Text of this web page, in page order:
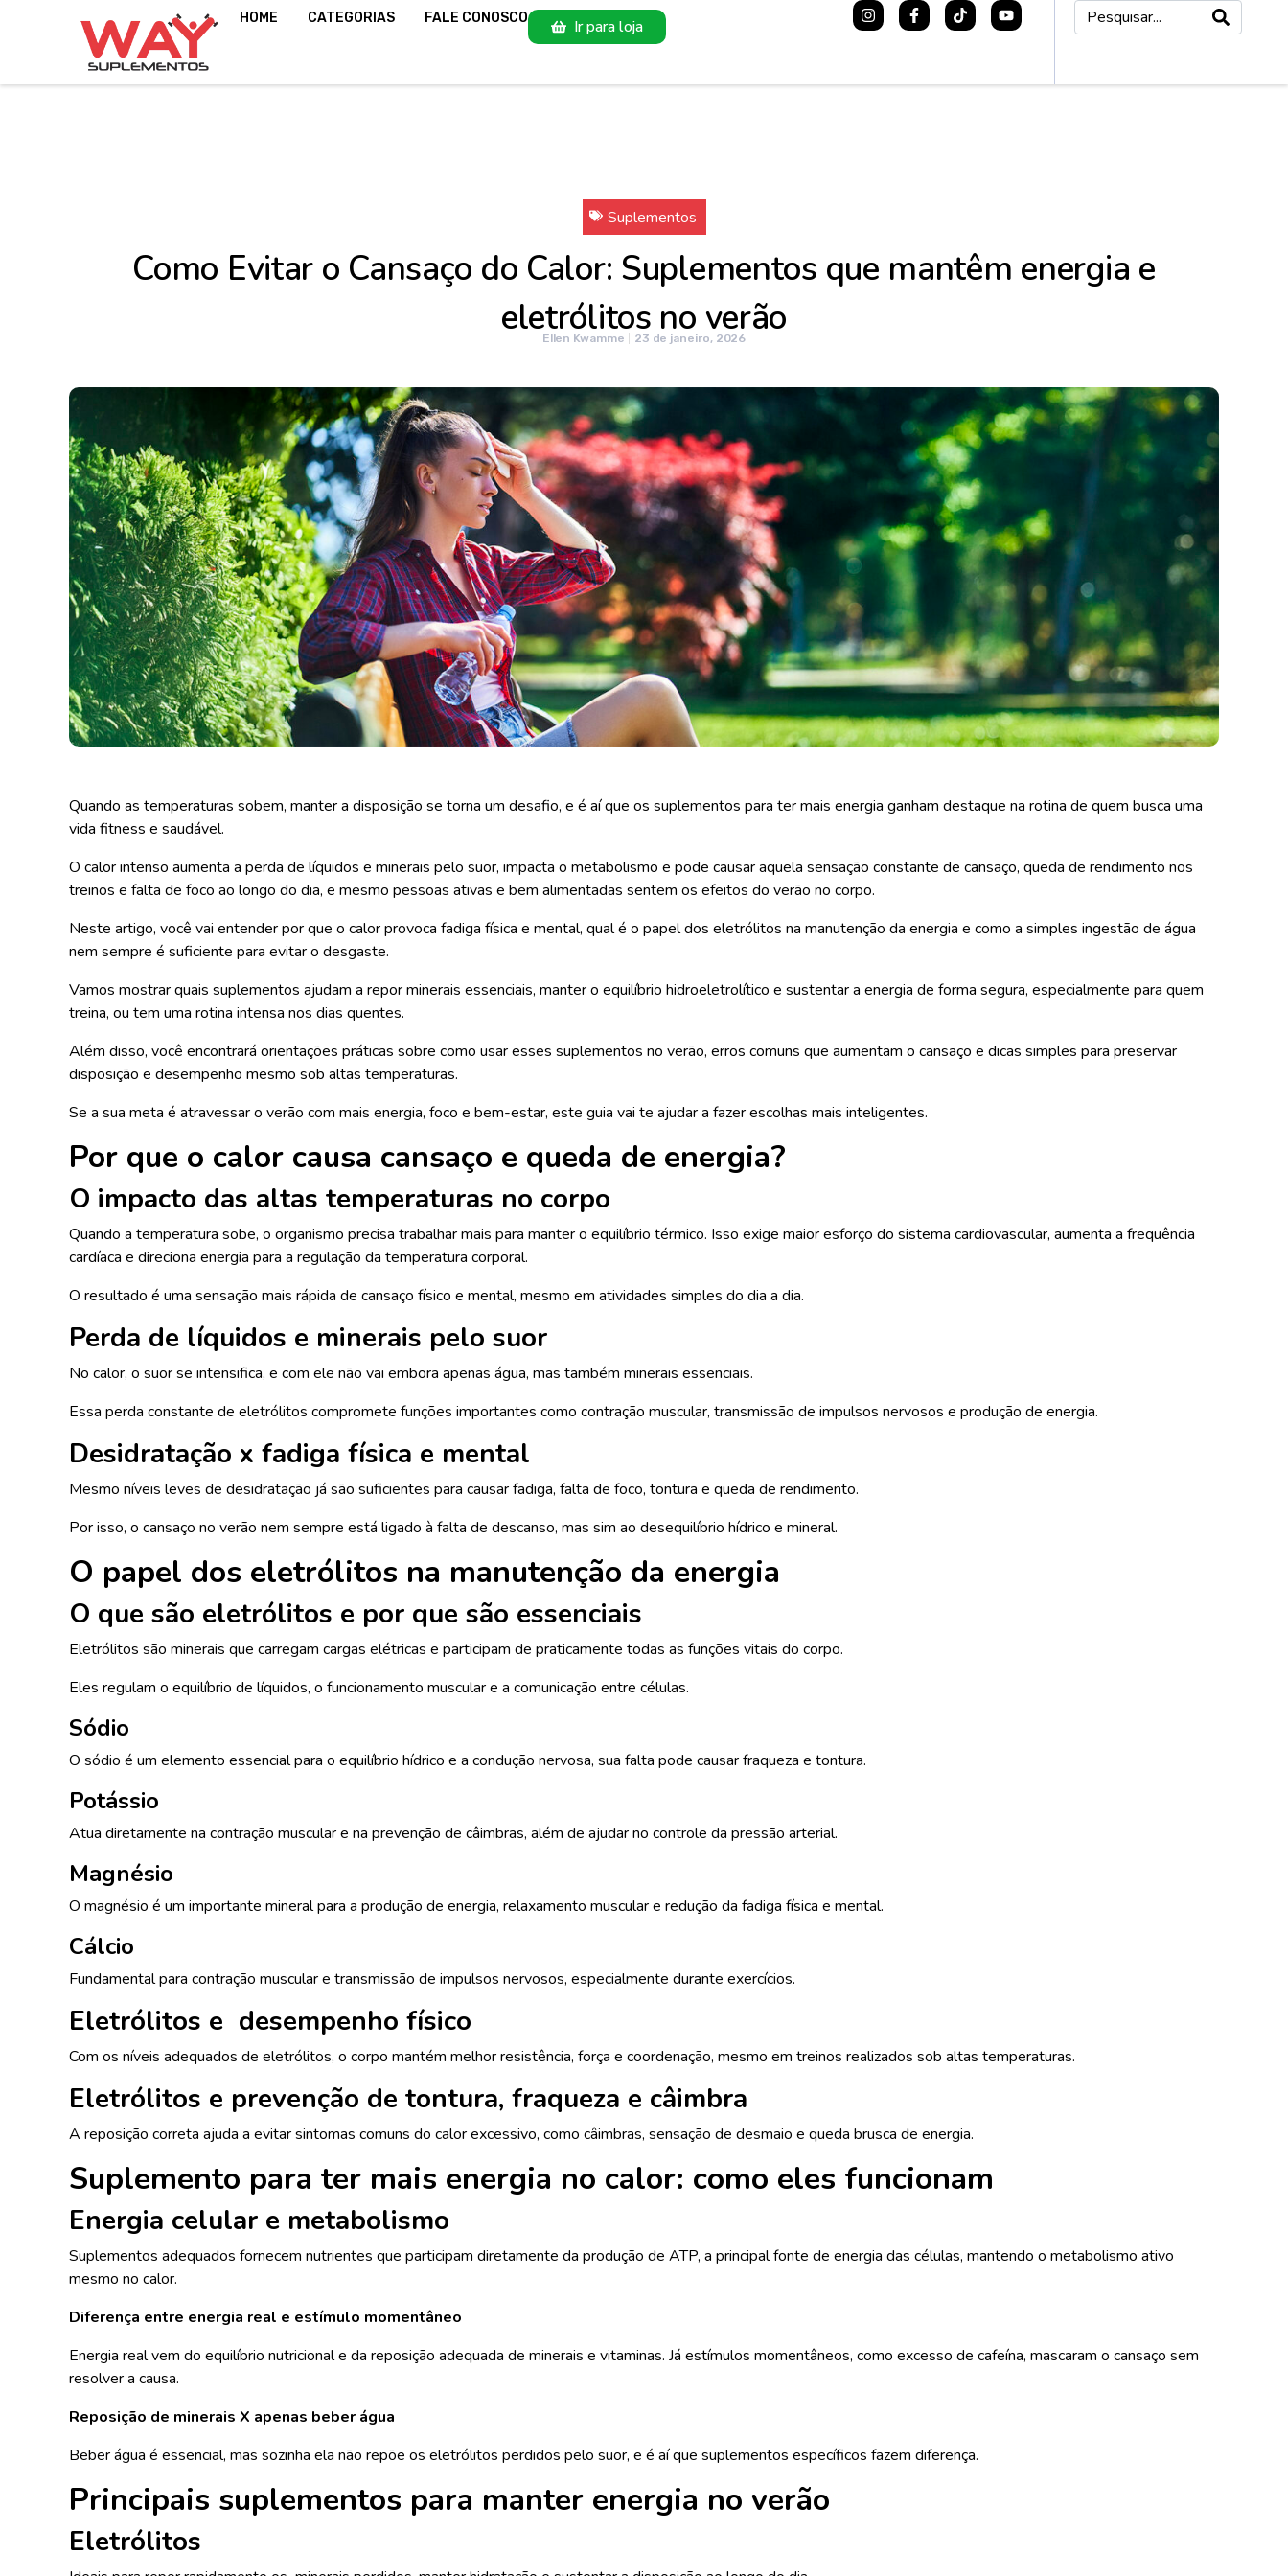
HOME CATEGORIAS FALE CONOSCO Ir para loja
Suplementos
Como Evitar o Cansaço do Calor: Suplementos que mantêm energia e
eletrólitos no verão
Ellen Kwamme 23 de janeiro, 2026
Quando as temperaturas sobem, manter a disposição se torna um desafio, e é aí que os suplementos para ter mais energia ganham destaque na rotina de quem busca uma
vida fitness e saudável.
O calor intenso aumenta a perda de líquidos e minerais pelo suor, impacta o metabolismo e pode causar aquela sensação constante de cansaço, queda de rendimento nos
treinos e falta de foco ao longo do dia, e mesmo pessoas ativas e bem alimentadas sentem os efeitos do verão no corpo.
Neste artigo, você vai entender por que o calor provoca fadiga física e mental, qual é o papel dos eletrólitos na manutenção da energia e como a simples ingestão de água
nem sempre é suficiente para evitar o desgaste.
Vamos mostrar quais suplementos ajudam a repor minerais essenciais, manter o equilíbrio hidroeletrolítico e sustentar a energia de forma segura, especialmente para quem
treina, ou tem uma rotina intensa nos dias quentes.
Além disso, você encontrará orientações práticas sobre como usar esses suplementos no verão, erros comuns que aumentam o cansaço e dicas simples para preservar
disposição e desempenho mesmo sob altas temperaturas.
Se a sua meta é atravessar o verão com mais energia, foco e bem-estar, este guia vai te ajudar a fazer escolhas mais inteligentes.
Por que o calor causa cansaço e queda de energia?
O impacto das altas temperaturas no corpo
Quando a temperatura sobe, o organismo precisa trabalhar mais para manter o equilíbrio térmico. Isso exige maior esforço do sistema cardiovascular, aumenta a frequência
cardíaca e direciona energia para a regulação da temperatura corporal.
O resultado é uma sensação mais rápida de cansaço físico e mental, mesmo em atividades simples do dia a dia.
Perda de líquidos e minerais pelo suor
No calor, o suor se intensifica, e com ele não vai embora apenas água, mas também minerais essenciais.
Essa perda constante de eletrólitos compromete funções importantes como contração muscular, transmissão de impulsos nervosos e produção de energia.
Desidratação x fadiga física e mental
Mesmo níveis leves de desidratação já são suficientes para causar fadiga, falta de foco, tontura e queda de rendimento.
Por isso, o cansaço no verão nem sempre está ligado à falta de descanso, mas sim ao desequilíbrio hídrico e mineral.
O papel dos eletrólitos na manutenção da energia
O que são eletrólitos e por que são essenciais
Eletrólitos são minerais que carregam cargas elétricas e participam de praticamente todas as funções vitais do corpo.
Eles regulam o equilíbrio de líquidos, o funcionamento muscular e a comunicação entre células.
Sódio
O sódio é um elemento essencial para o equilíbrio hídrico e a condução nervosa, sua falta pode causar fraqueza e tontura.
Potássio
Atua diretamente na contração muscular e na prevenção de câimbras, além de ajudar no controle da pressão arterial.
Magnésio
O magnésio é um importante mineral para a produção de energia, relaxamento muscular e redução da fadiga física e mental.
Cálcio
Fundamental para contração muscular e transmissão de impulsos nervosos, especialmente durante exercícios.
Eletrólitos e desempenho físico
Com os níveis adequados de eletrólitos, o corpo mantém melhor resistência, força e coordenação, mesmo em treinos realizados sob altas temperaturas.
Eletrólitos e prevenção de tontura, fraqueza e câimbra
A reposição correta ajuda a evitar sintomas comuns do calor excessivo, como câimbras, sensação de desmaio e queda brusca de energia.
Suplemento para ter mais energia no calor: como eles funcionam
Energia celular e metabolismo
Suplementos adequados fornecem nutrientes que participam diretamente da produção de ATP, a principal fonte de energia das células, mantendo o metabolismo ativo
mesmo no calor.
Diferença entre energia real e estímulo momentâneo
Energia real vem do equilíbrio nutricional e da reposição adequada de minerais e vitaminas. Já estímulos momentâneos, como excesso de cafeína, mascaram o cansaço sem
resolver a causa.
Reposição de minerais X apenas beber água
Beber água é essencial, mas sozinha ela não repõe os eletrólitos perdidos pelo suor, e é aí que suplementos específicos fazem diferença.
Principais suplementos para manter energia no verão
Eletrólitos